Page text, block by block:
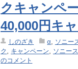
クキャンペ
40,000円キ
しのざき α, ソニー
ク , キャンペーン, ソニー
のコメント